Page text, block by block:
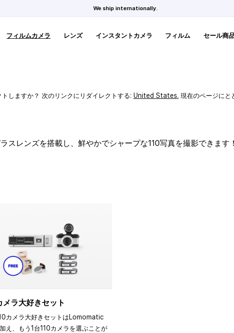
We ship internationally.
フィルムカメラ レンズ インスタントカメラ フィルム セール商
しますか？ 次のリンクにリダイレクトする: United States. 現在のページにと
スレンズを搭載し、鮮やかでシャープな110写真を撮影できます
メラ大好きセット
カメラ大好きセットはLomomatic
え、もう1台110カメラを選ぶことが